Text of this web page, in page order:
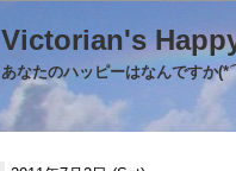
Victorian's
あなたのハッピーはなんです